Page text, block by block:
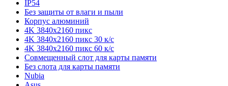
IP54
Без защиты от влаги и пыли
Корпус алюминий
4K 3840x2160 пикс
4K 3840x2160 пикс 30 к/с
4K 3840x2160 пикс 60 к/с
Совмещенный слот для карты памяти
Без слота для карты памяти
Nubia